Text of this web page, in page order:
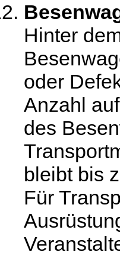
Hinter
oder
Anzahl
des
bleibt bis
Für